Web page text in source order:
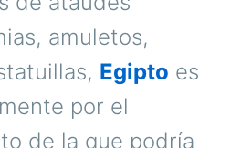
amuletos,
Egipto es
por el
de la que podría